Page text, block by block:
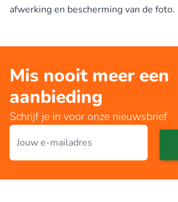
afwerking en bescherming van de foto.
Mis nooit meer een
aanbieding
Schrijf je in voor onze nieuwsbrief
E-mailadres